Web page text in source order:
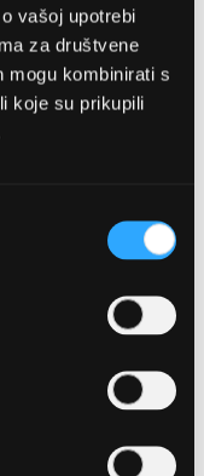
vašoj upotrebi
za društvene
mogu kombinirati s
koje su prikupili
1